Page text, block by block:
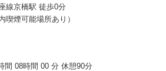
京橋駅 徒歩0分
煙可能場所あり）
間 08時間 00 分 休憩90分